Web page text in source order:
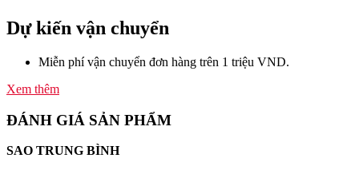
Dự kiến vận chuyển
Miễn phí vận chuyển đơn hàng trên 1 triệu VND.
Xem thêm
ĐÁNH GIÁ SẢN PHẨM
SAO TRUNG BÌNH